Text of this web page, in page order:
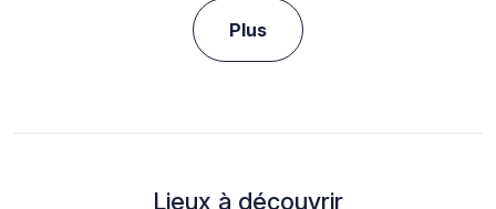
Plus
Lieux à découvrir